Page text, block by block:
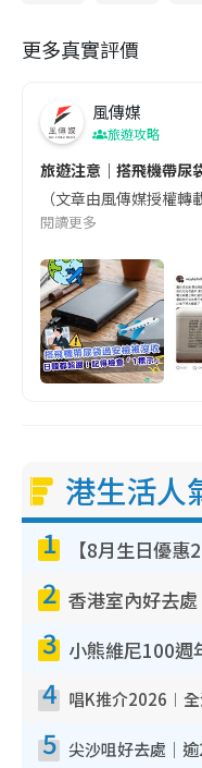
更多真實評價
風傳媒
旅遊攻略
旅遊注意｜搭飛機帶尿
（文章由風傳媒授權
閱讀更多
港生活人
1
2
3
4
5